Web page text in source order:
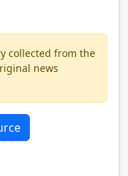
collected from the
news